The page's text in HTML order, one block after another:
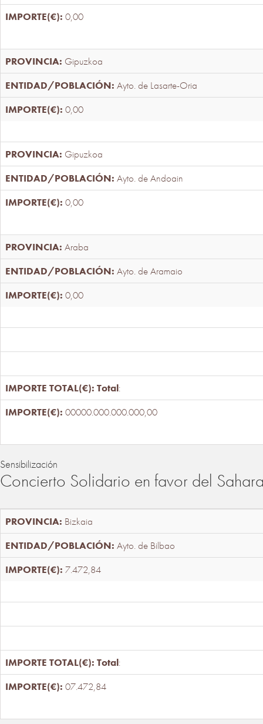
0,00
Gipuzkoa
Ayto. de Lasarte-Oria
0,00
Gipuzkoa
Ayto. de Andoain
0,00
Araba
Ayto. de Aramaio
0,00
Total:
00000.000.000.000,00
Sensibilización
Concierto Solidario en favor del
Bizkaia
Ayto. de Bilbao
7.472,84
Total:
07.472,84